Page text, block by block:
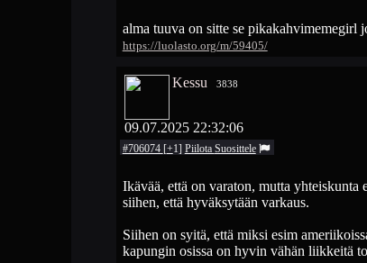
alma tuuva on sitte se
https://luolasto.org/m/59405/
Kessu 3838
09.07.2025 22:32:06
#706074 [+1] Piilota Suosittele
Ikävää, että on varaton, mutta yhteiskunta
siihen, että hyväksytään varkaus.
Siihen on syitä, että miksi esim
kapungin osissa on hyvin vähän liikkeitä